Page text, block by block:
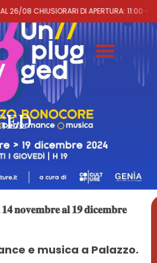
26/08 CHIUSIORARI DI APERTURA: 11:00 -
𝐧𝐨𝐯𝐞𝐦𝐛𝐫𝐞 𝐚𝐥 𝟏𝟗 𝐝𝐢𝐜𝐞𝐦𝐛𝐫𝐞
e musica a Palazzo.